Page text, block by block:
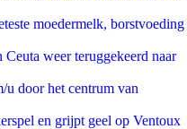
moedermelk, borstvoeding
weer teruggekeerd naar
u door het centrum van
en grijpt geel op Ventoux